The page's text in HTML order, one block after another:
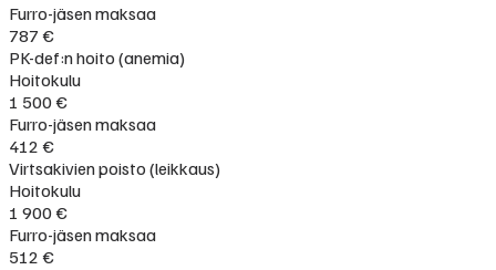
Furro-jäsen maksaa
787 €
PK-def:n hoito (anemia)
Hoitokulu
1 500 €
Furro-jäsen maksaa
412 €
Virtsakivien poisto (leikkaus)
Hoitokulu
1 900 €
Furro-jäsen maksaa
512 €